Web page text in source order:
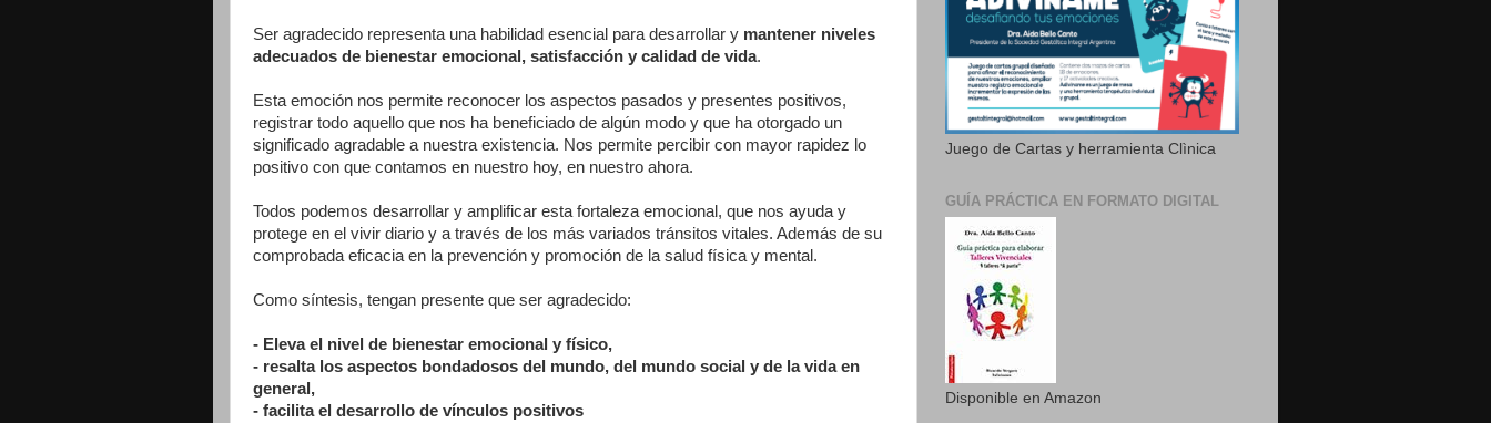
Ser agradecido representa una habilidad esencial para desarrollar y mantener niveles
adecuados de bienestar emocional, satisfacción y calidad de vida.
Esta emoción nos permite reconocer los aspectos pasados y presentes positivos,
registrar todo aquello que nos ha beneficiado de algún modo y que ha otorgado un
significado agradable a nuestra existencia. Nos permite percibir con mayor rapidez lo
positivo con que contamos en nuestro hoy, en nuestro ahora.
Todos podemos desarrollar y amplificar esta fortaleza emocional, que nos ayuda y
protege en el vivir diario y a través de los más variados tránsitos vitales. Además de su
comprobada eficacia en la prevención y promoción de la salud física y mental.
Como síntesis, tengan presente que ser agradecido:
- Eleva el nivel de bienestar emocional y físico,
- resalta los aspectos bondadosos del mundo, del mundo social y de la vida en
general,
- facilita el desarrollo de vínculos positivos
Juego de Cartas y herramienta Clìnica
GUÍA PRÁCTICA EN FORMATO DIGITAL
Disponible en Amazon